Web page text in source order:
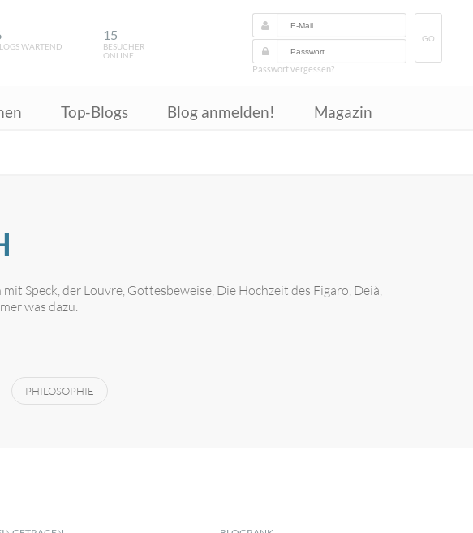
WARTEND
15
BESUCHER
ONLINE
GO
Passwort vergessen?
Top-Blogs Blog anmelden! Magazin
Speck, der Louvre, Gottesbeweise, Die Hochzeit des Figaro, Deià,
was dazu.
PHILOSOPHIE